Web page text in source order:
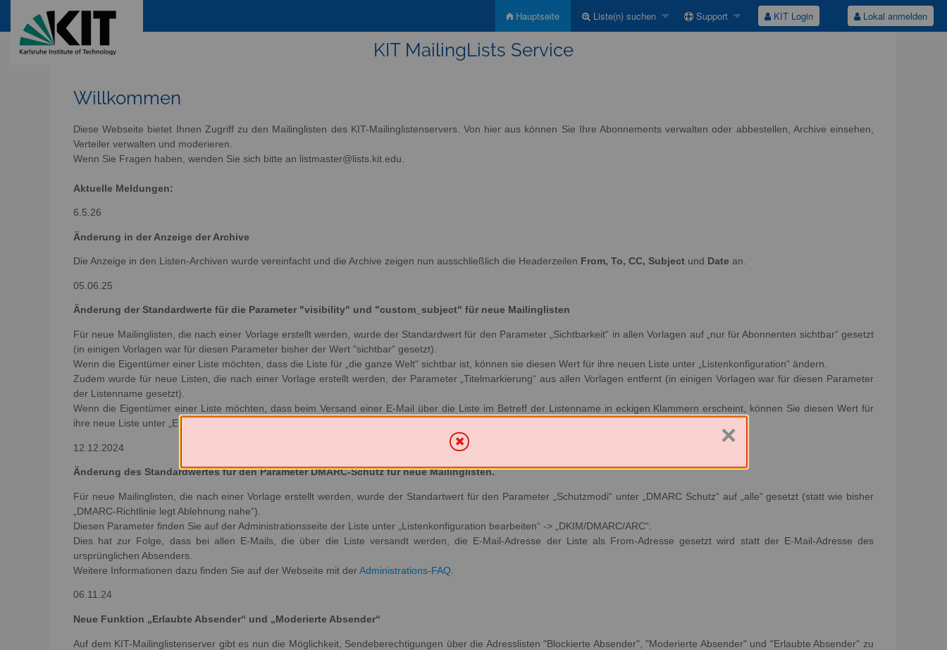
Hauptseite Liste(n) suchen Support KIT Login Lokal anmelden
KIT MailingLists Service
Willkommen
Diese Webseite bietet Ihnen Zugriff zu den Mailinglisten des KIT-Mailinglistenservers. Von hier aus können Sie Ihre Abonnements verwalten oder abbestellen, Archive einsehen,
Verteiler verwalten und moderieren.
Wenn Sie Fragen haben, wenden Sie sich bitte an listmaster@lists.kit.edu.
Aktuelle Meldungen:
6.5.26
Änderung in der Anzeige der Archive
Die Anzeige in den Listen-Archiven wurde vereinfacht und die Archive zeigen nun ausschließlich die Headerzeilen From, To, CC, Subject und Date an.
05.06.25
Änderung der Standardwerte für die Parameter "visibility" und "custom_subject" für neue Mailinglisten
Für neue Mailinglisten, die nach einer Vorlage erstellt werden, wurde der Standardwert für den Parameter „Sichtbarkeit“ in allen Vorlagen auf „nur für Abonnenten sichtbar“ gesetzt
(in einigen Vorlagen war für diesen Parameter bisher der Wert "sichtbar“ gesetzt).
Wenn die Eigentümer einer Liste möchten, dass die Liste für „die ganze Welt“ sichtbar ist, können sie diesen Wert für ihre neuen Liste unter „Listenkonfiguration“ ändern.
Zudem wurde für neue Listen, die nach einer Vorlage erstellt werden, der Parameter „Titelmarkierung“ aus allen Vorlagen entfernt (in einigen Vorlagen war für diesen Parameter
der Listenname gesetzt).
Wenn die Eigentümer einer Liste möchten, dass beim Versand einer E-Mail über die Liste im Betreff der Listenname in eckigen Klammern erscheint, können Sie diesen Wert für
ihre neue Liste unter „Einstellungen zum Senden/Entfernen“ setzen.
12.12.2024
Änderung des Standardwertes für den Parameter DMARC-Schutz für neue Mailinglisten.
Für neue Mailinglisten, die nach einer Vorlage erstellt werden, wurde der Standartwert für den Parameter „Schutzmodi“ unter „DMARC Schutz“ auf „alle“ gesetzt (statt wie bisher
„DMARC-Richtlinie legt Ablehnung nahe“).
Diesen Parameter finden Sie auf der Administrationsseite der Liste unter „Listenkonfiguration bearbeiten“ -> „DKIM/DMARC/ARC“.
Dies hat zur Folge, dass bei allen E-Mails, die über die Liste versandt werden, die E-Mail-Adresse der Liste als From-Adresse gesetzt wird statt der E-Mail-Adresse des
ursprünglichen Absenders.
Weitere Informationen dazu finden Sie auf der Webseite mit der Administrations-FAQ.
06.11.24
Neue Funktion „Erlaubte Absender“ und „Moderierte Absender“
Auf dem KIT-Mailinglistenserver gibt es nun die Möglichkeit, Sendeberechtigungen über die Adresslisten "Blockierte Absender", "Moderierte Absender" und "Erlaubte Absender" zu
×